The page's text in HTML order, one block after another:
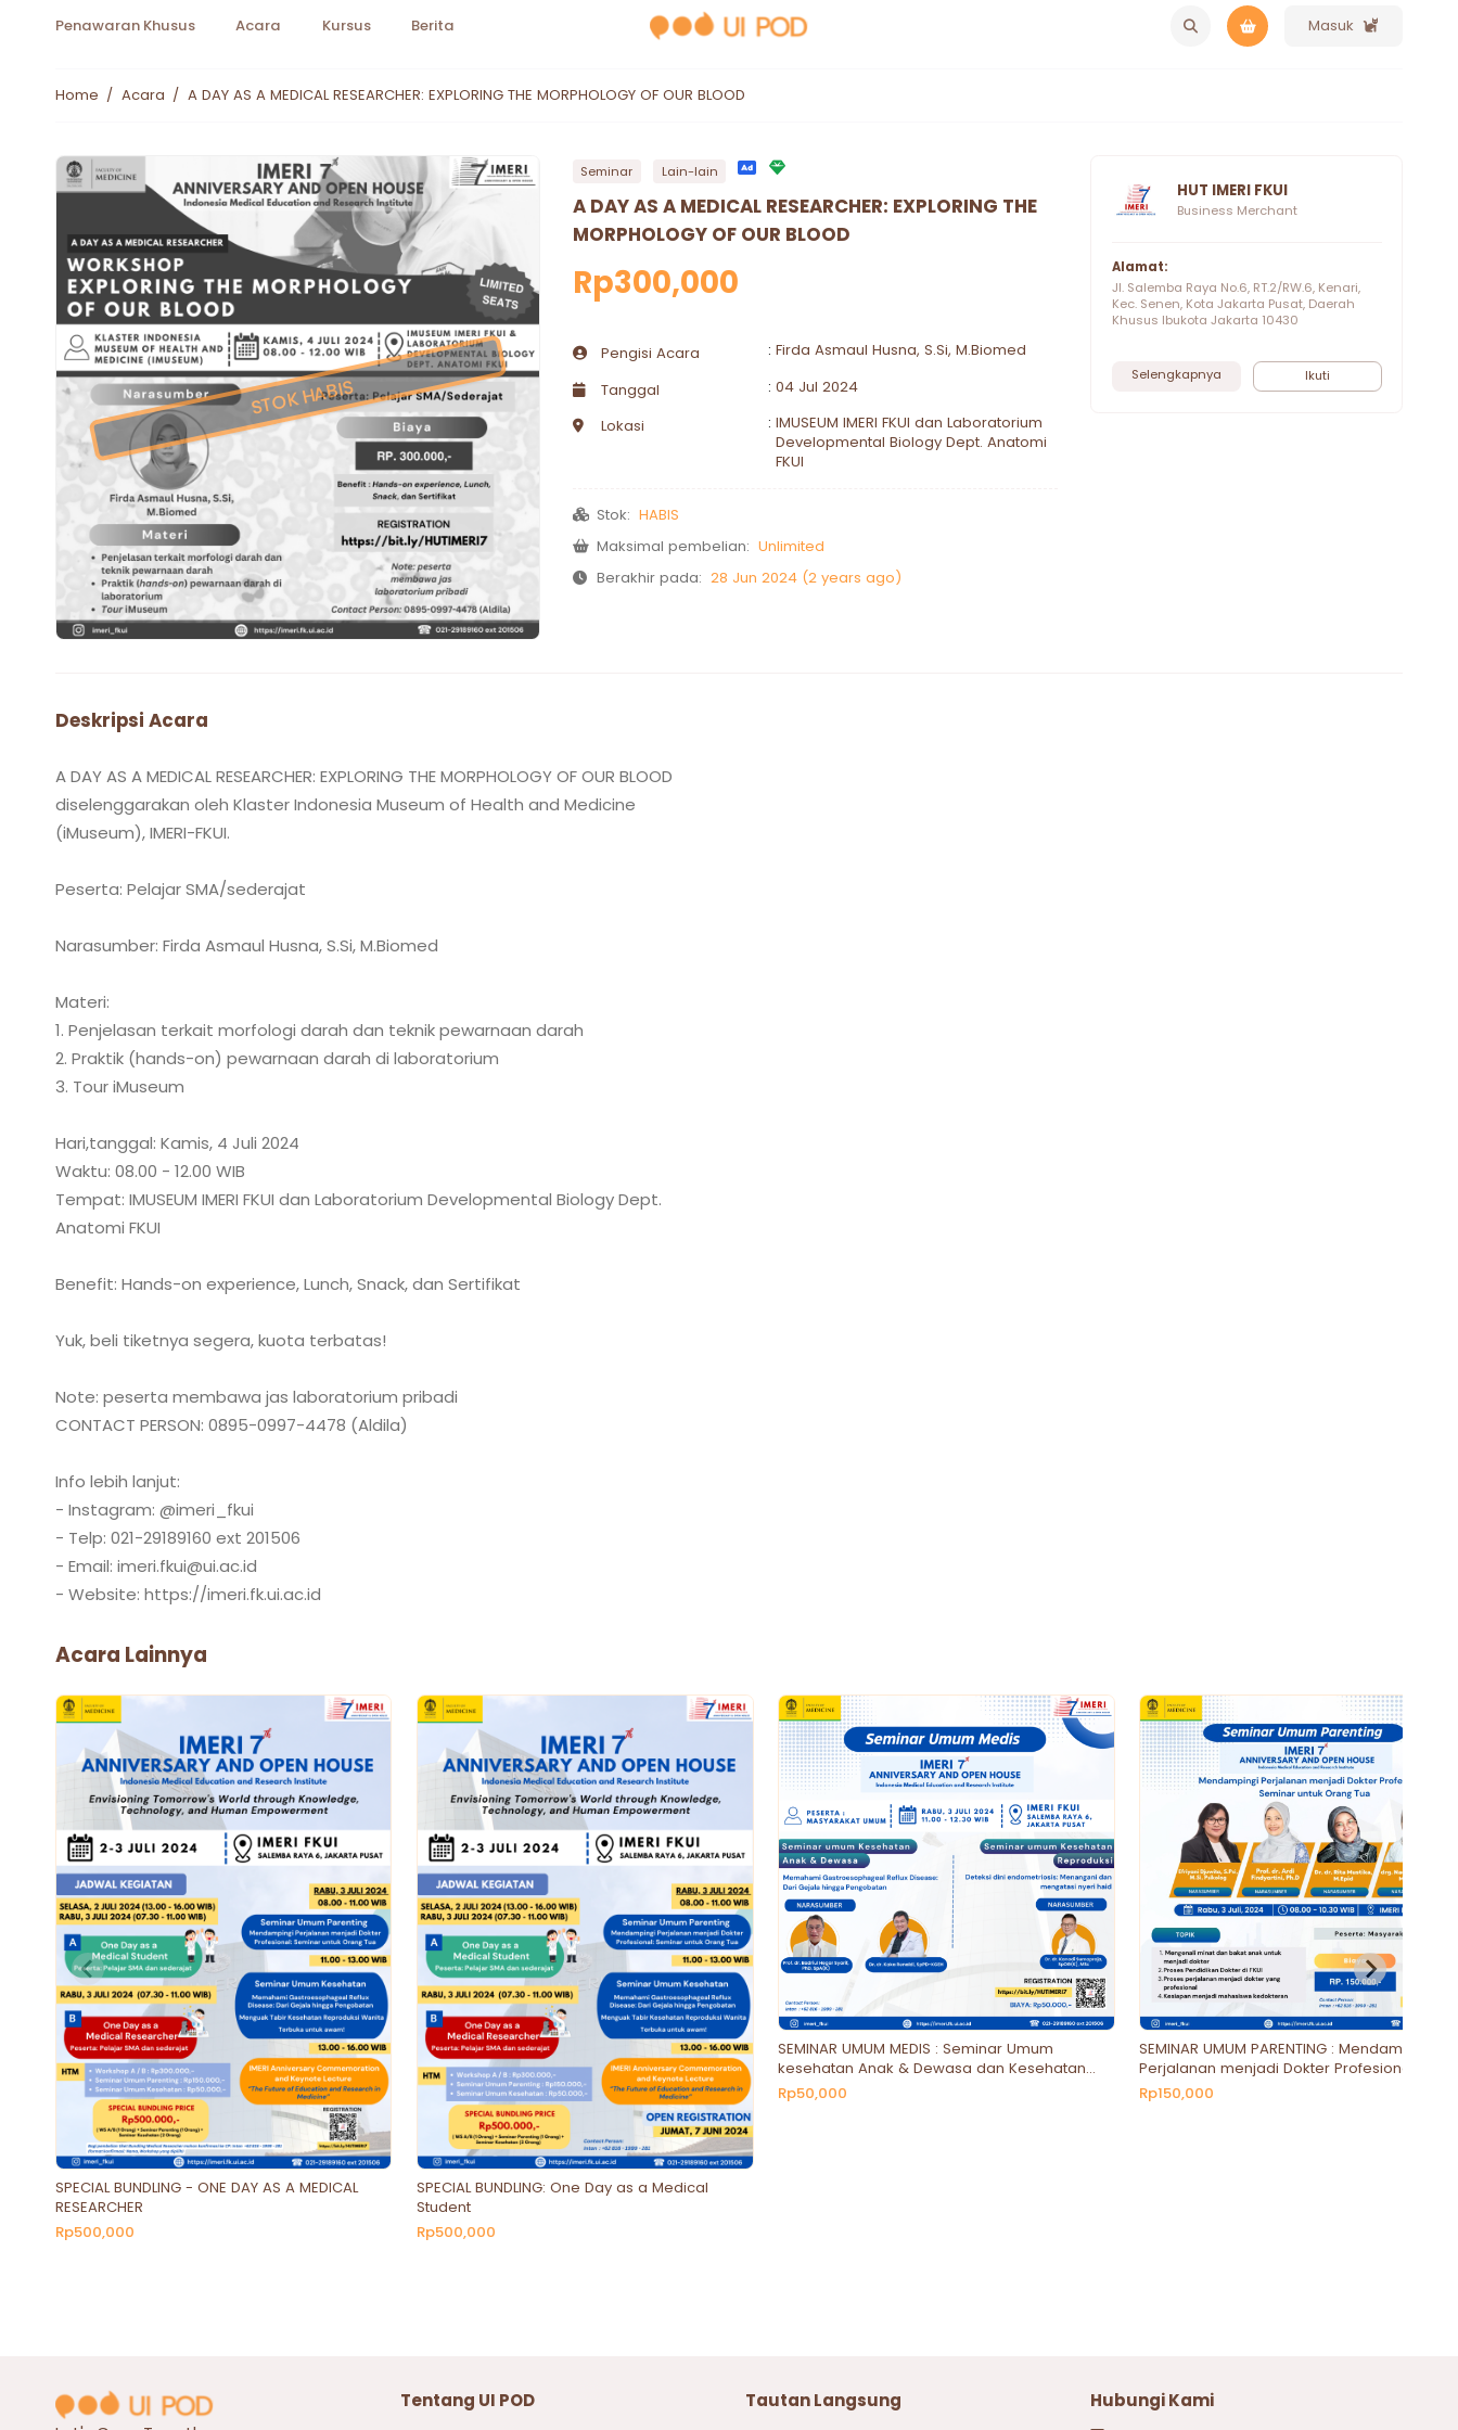
Penawaran Khusus Acara Kursus Berita Masuk
Home / Acara / A DAY AS A MEDICAL RESEARCHER: EXPLORING THE MORPHOLOGY OF OUR BLOOD
STOK HABIS
Seminar Lain-lain
A DAY AS A MEDICAL RESEARCHER: EXPLORING THE
MORPHOLOGY OF OUR BLOOD
Rp300,000
Pengisi Acara : Firda Asmaul Husna, S.Si, M.Biomed
Tanggal
: 04 Jul 2024
Lokasi
: IMUSEUM IMERI FKUI dan Laboratorium
Developmental Biology Dept. Anatomi
FKUI
Stok: HABIS
Maksimal pembelian: Unlimited
Berakhir pada: 28 Jun 2024 (2 years ago)
HUT IMERI FKUI
Business Merchant
Alamat:
Jl. Salemba Raya No.6, RT.2/RW.6, Kenari,
Kec. Senen, Kota Jakarta Pusat, Daerah
Khusus Ibukota Jakarta 10430
Selengkapnya Ikuti
Deskripsi Acara
A DAY AS A MEDICAL RESEARCHER: EXPLORING THE MORPHOLOGY OF OUR BLOOD
diselenggarakan oleh Klaster Indonesia Museum of Health and Medicine
(iMuseum), IMERI-FKUI.
Peserta: Pelajar SMA/sederajat
Narasumber: Firda Asmaul Husna, S.Si, M.Biomed
Materi:
1. Penjelasan terkait morfologi darah dan teknik pewarnaan darah
2. Praktik (hands-on) pewarnaan darah di laboratorium
3. Tour iMuseum
Hari,tanggal: Kamis, 4 Juli 2024
Waktu: 08.00 - 12.00 WIB
Tempat: IMUSEUM IMERI FKUI dan Laboratorium Developmental Biology Dept.
Anatomi FKUI
Benefit: Hands-on experience, Lunch, Snack, dan Sertifikat
Yuk, beli tiketnya segera, kuota terbatas!
Note: peserta membawa jas laboratorium pribadi
CONTACT PERSON: 0895-0997-4478 (Aldila)
Info lebih lanjut:
- Instagram: @imeri_fkui
- Telp: 021-29189160 ext 201506
- Email: imeri.fkui@ui.ac.id
Acara Lainnya
SPECIAL BUNDLING - ONE DAY AS A MEDICAL
RESEARCHER
Rp500,000
SPECIAL BUNDLING: One Day as a Medical
Student
Rp500,000
SEMINAR UMUM MEDIS : Seminar Umum
kesehatan Anak & Dewasa dan Kesehatan
Reproduksi
Rp50,000
SEMINAR UMUM PARENTING : Mendampingi
Perjalanan menjadi Dokter Profesional:
Seminar untuk Orang Tua
Rp150,000
Tentang UI POD Tautan Langsung Hubungi Kami